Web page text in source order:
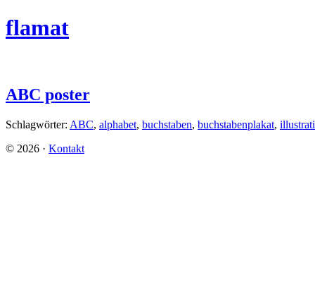
flamat
ABC poster
Schlagwörter: ABC, alphabet, buchstaben, buchstabenplakat,
© 2026 · Kontakt